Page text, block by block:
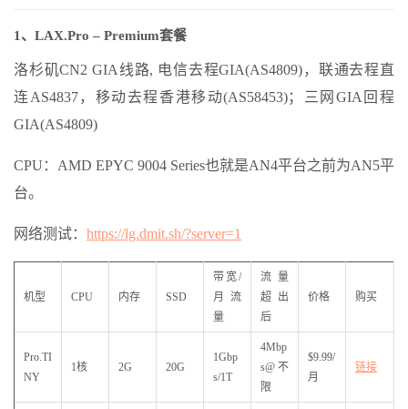
1、LAX.Pro – Premium套餐
洛杉矶CN2 GIA线路, 电信去程GIA(AS4809)，联通去程直
连AS4837，移动去程香港移动(AS58453)；三网GIA回程
GIA(AS4809)
CPU：AMD EPYC 9004 Series也就是AN4平台之前为AN5平
台。
网络测试： https://lg.dmit.sh/?server=1
机型 CPU 内存 SSD
带宽/
月流
量
流量
超出
后
价格 购买
Pro.TI
NY
1核 2G 20G
1Gbp
s/1T
4Mbp
s@不
限
$9.99/
月
链接